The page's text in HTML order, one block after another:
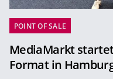
POINT OF SALE
MediaMarkt
Format in